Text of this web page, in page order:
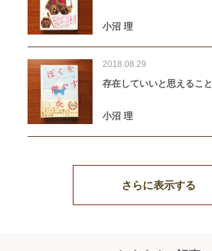
小沼 理
2018.08.29
存在していいと思えること
小沼 理
さらに表示する